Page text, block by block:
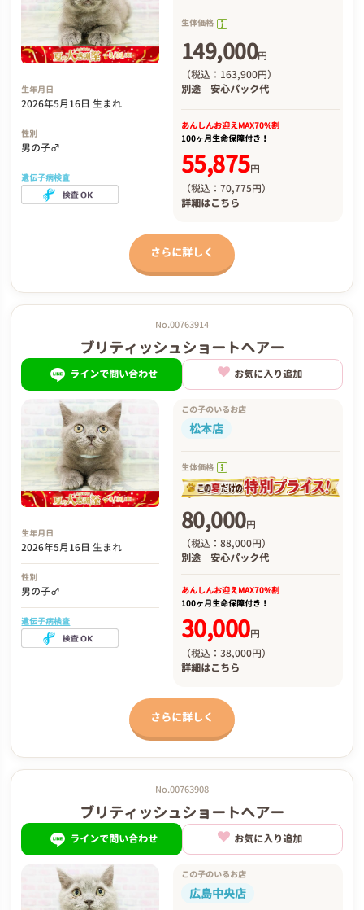
生年月日
2026年5月16日 生まれ
性別
男の子♂
遺伝子病検査
生体価格
149,000円
（税込：163,900円）
別途 安心パック代
あんしんお迎えMAX70%割
100ヶ月生命保障付き！
55,875円
（税込：70,775円）
詳細はこちら
さらに詳しく
No.00763914
ブリティッシュショートヘアー
ラインで問い合わせ お気に入り追加
生年月日
2026年5月16日 生まれ
性別
男の子♂
遺伝子病検査
この子のいるお店
松本店
生体価格
80,000円
（税込：88,000円）
別途 安心パック代
あんしんお迎えMAX70%割
100ヶ月生命保障付き！
30,000円
（税込：38,000円）
詳細はこちら
さらに詳しく
No.00763908
ブリティッシュショートヘアー
ラインで問い合わせ お気に入り追加
この子のいるお店
広島中央店